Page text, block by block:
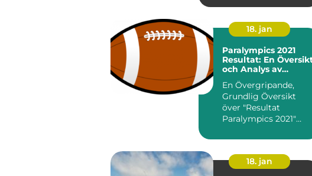
18. jan
Paralympics 2021
Resultat: En
och Analys av
En Övergripande,
Grundlig Översikt
över "Resultat
Paralympics 2021"
av världen...
18. jan